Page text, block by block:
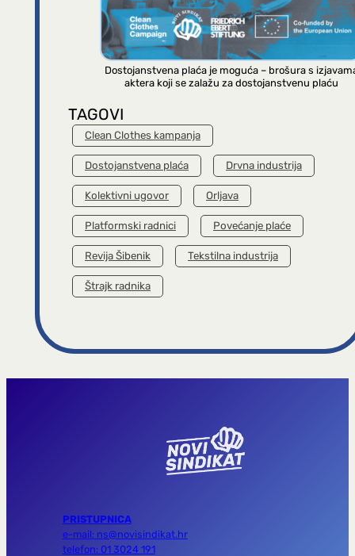
Dostojanstvena plaća je moguća – brošura s
aktera koji se zalažu za dostojanstvenu plaću
TAGOVI
Clean Clothes kampanja
Dostojanstvena plaća Drvna industrija
Kolektivni ugovor Orljava
Platformski radnici Povećanje plaće
Revija Šibenik Tekstilna industrija
Štrajk radnika
PRISTUPNICA
e-mail: ns@novisindikat.hr
telefon: 01 3024 191